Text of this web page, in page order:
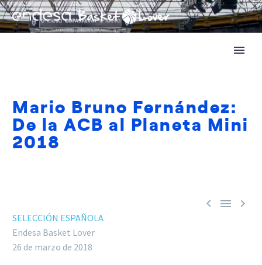
Mario Bruno Fernández:
De la ACB al Planeta Mini
2018
  
SELECCIÓN ESPAÑOLA
Endesa Basket Lover
26 de marzo de 2018